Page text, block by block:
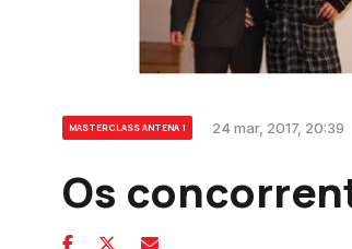
MASTERCLASS ANTENA 1 24 mar, 2017, 20:39
Os